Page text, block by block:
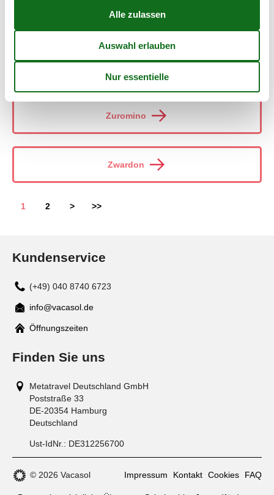
Zolynia
Zuromino
Zwardon
1 2 > >>
Kundenservice
(+49) 040 8740 6723
Mail
info@vacasol.de
Öffnungszeiten
Finden Sie uns
Metatravel Deutschland GmbH
Poststraße 33
DE-20354 Hamburg
Deutschland
Ust-IdNr.: DE312256700
© 2026 Vacasol Impressum Kontakt Cookies FAQ